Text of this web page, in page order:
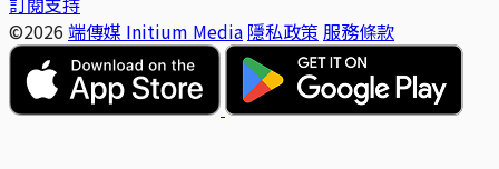
©2026 端傳媒 Initium Media 隱私政策 服務條款